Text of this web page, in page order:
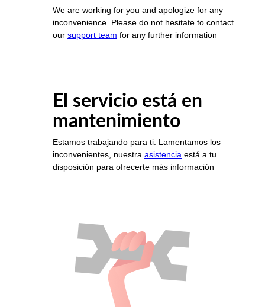
We are working for you and apologize for any
inconvenience. Please do not hesitate to contact
our support team for any further information
El servicio está en
mantenimiento
Estamos trabajando para ti. Lamentamos los
inconvenientes, nuestra asistencia está a tu
disposición para ofrecerte más información